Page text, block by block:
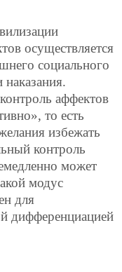
осуществляется
социального
наказания.
аффектов
то есть
избежать
контроль
может
модус
для
дифференциацией